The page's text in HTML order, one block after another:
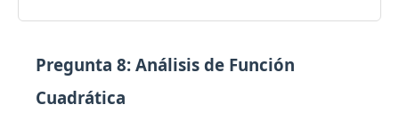
Pregunta 8: Análisis de Función
Cuadrática